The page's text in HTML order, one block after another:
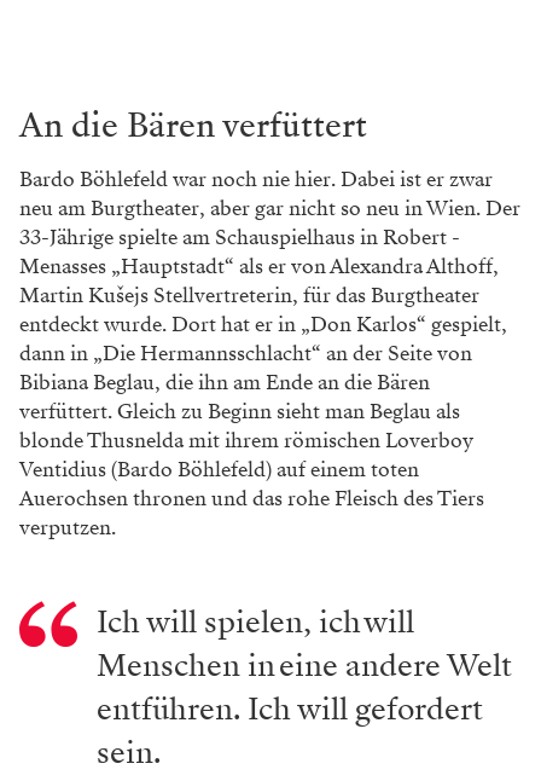
An die Bären verfüttert
Bardo Böhlefeld war noch nie hier. ­Dabei ist er zwar
neu am Burgtheater, aber gar nicht so neu in Wien. Der
33-­Jährige spielte am Schauspielhaus in Robert ­
Menasses „Hauptstadt“ als er von Alexandra ­Althoff,
Martin Kušejs Stellvertreterin, für das Burgtheater
entdeckt wurde. Dort hat er in „Don Karlos“ gespielt,
dann in „Die Hermannsschlacht“ an der Seite von
Bibiana ­Beglau, die ihn am Ende an die Bären
verfüttert. Gleich zu Beginn sieht man Beglau als
blonde Thusnelda mit ihrem römischen Loverboy
Ventidius (Bardo Böhlefeld) auf einem toten
Auerochsen thronen und das rohe Fleisch des Tiers
verputzen.
Ich will spielen, ich will
Menschen in eine andere Welt
entführen. Ich will gefordert
sein.